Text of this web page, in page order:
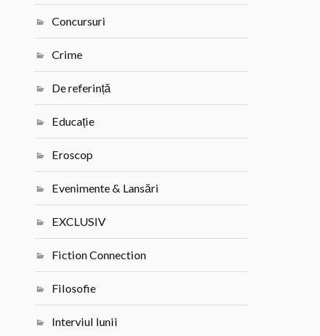
Concursuri
Crime
De referință
Educație
Eroscop
Evenimente & Lansări
EXCLUSIV
Fiction Connection
Filosofie
Interviul lunii